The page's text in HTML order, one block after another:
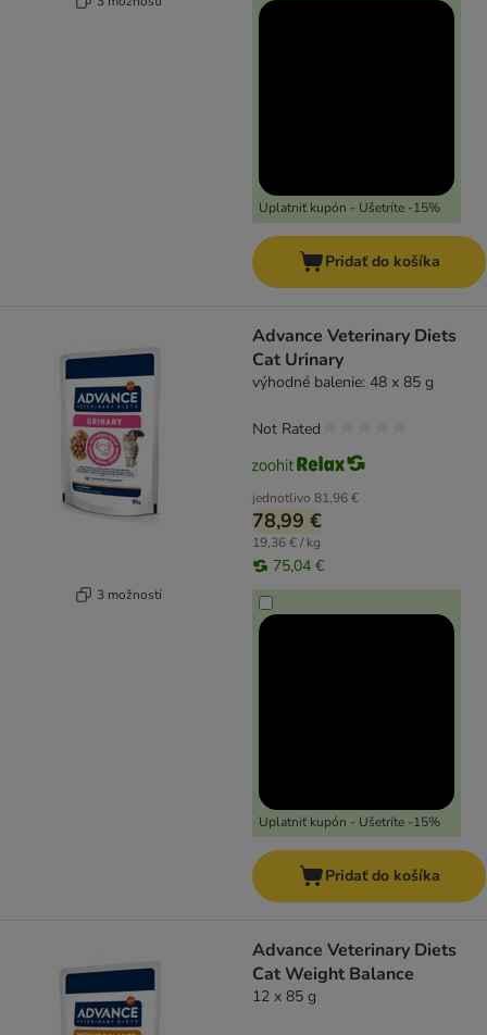
Uplatniť kupón - Ušetríte -15%
Pridať do košíka
3 možností
Advance Veterinary Diets
Cat Urinary
výhodné balenie: 48 x 85 g
jednotlivo 81,96 €
78,99 €
19,36 € / kg
75,04 €
Uplatniť kupón - Ušetríte -15%
Not Rated
Pridať do košíka
Advance Veterinary Diets
Cat Weight Balance
12 x 85 g